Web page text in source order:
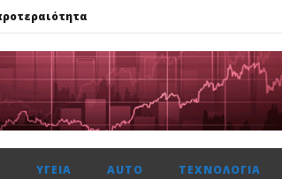
Έργων
FTSE4Good
ΥΓΕΊΑ AUTO ΤΕΧΝΟΛΟΓΊΑ